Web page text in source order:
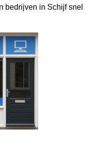
bedrijven in Schijf snel